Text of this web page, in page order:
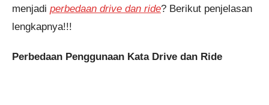
menjadi perbedaan drive dan ride? Berikut penjelasan
lengkapnya!!!
Perbedaan Penggunaan Kata Drive dan Ride